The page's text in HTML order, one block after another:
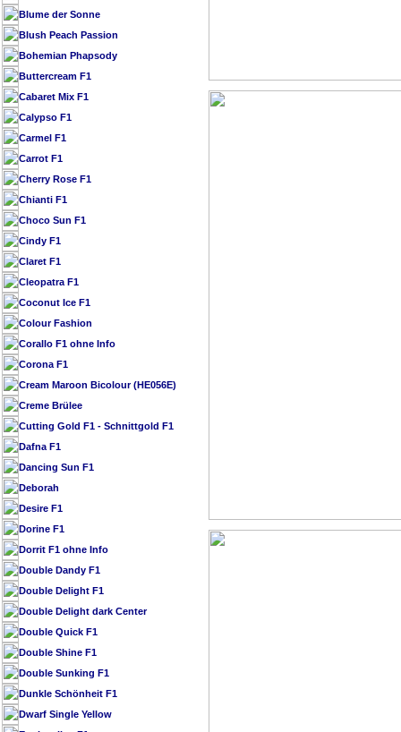
Blume der Sonne
Blush Peach Passion
Bohemian Phapsody
Buttercream F1
Cabaret Mix F1
Calypso F1
Carmel F1
Carrot F1
Cherry Rose F1
Chianti F1
Choco Sun F1
Cindy F1
Claret F1
Cleopatra F1
Coconut Ice F1
Colour Fashion
Corallo F1 ohne Info
Corona F1
Cream Maroon Bicolour (HE056E)
Creme Brülee
Cutting Gold F1 - Schnittgold F1
Dafna F1
Dancing Sun F1
Deborah
Desire F1
Dorine F1
Dorrit F1 ohne Info
Double Dandy F1
Double Delight F1
Double Delight dark Center
Double Quick F1
Double Shine F1
Double Sunking F1
Dunkle Schönheit F1
Dwarf Single Yellow